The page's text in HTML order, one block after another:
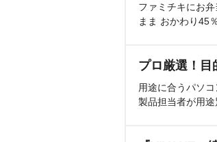
ファミチキにお
まま おかわり45
プロ厳選！目
用途に合うパソ
製品担当者が用途